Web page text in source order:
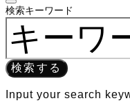
検索キーワード
検索する
Input your search